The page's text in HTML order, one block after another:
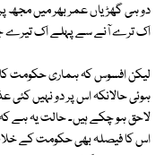
دو ہی گھڑیاں عمر بھر میں مجھ
اک ترے آنے سے پہلے اک تیرے
لیکن افسوس کہ ہماری حکومت
ہوئی حالانکہ اس پر دو نہیں کئی
لاحق ہو چکے ہیں۔ حالت یہ ہے کہ
اس کا فیصلہ بھی حکومت کے خلاف